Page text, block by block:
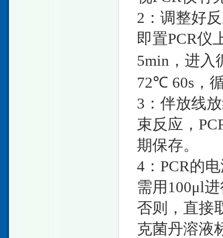
2：调整好
即置PCR仪
5min，进
72℃ 60s，
3：伴放线
束反应，
期保存。
4：PCR的
需用100μl
否则，直接
克菌丹溶液